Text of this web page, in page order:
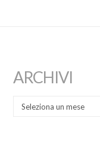
ARCHIVI